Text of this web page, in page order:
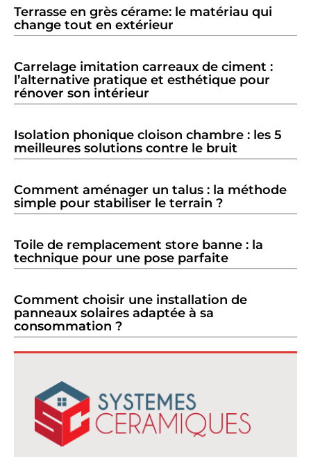
Terrasse en grès cérame: le matériau qui
change tout en extérieur
Carrelage imitation carreaux de ciment :
l’alternative pratique et esthétique pour
rénover son intérieur
Isolation phonique cloison chambre : les 5
meilleures solutions contre le bruit
Comment aménager un talus : la méthode
simple pour stabiliser le terrain ?
Toile de remplacement store banne : la
technique pour une pose parfaite
Comment choisir une installation de
panneaux solaires adaptée à sa
consommation ?